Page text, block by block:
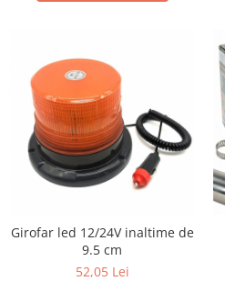
Girofar led 12/24V inaltime de
9.5 cm
52,05 Lei